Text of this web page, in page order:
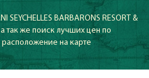
BARBARONS RESORT &
так же поиск лучших цен по
на карте